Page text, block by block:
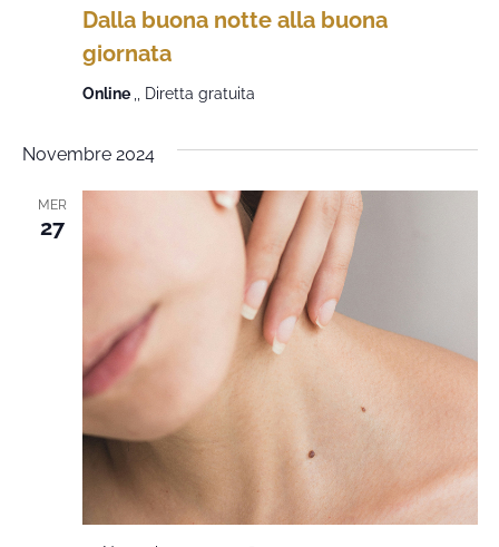
Dalla buona notte alla buona
giornata
Online ,, Diretta gratuita
Novembre 2024
MER
27